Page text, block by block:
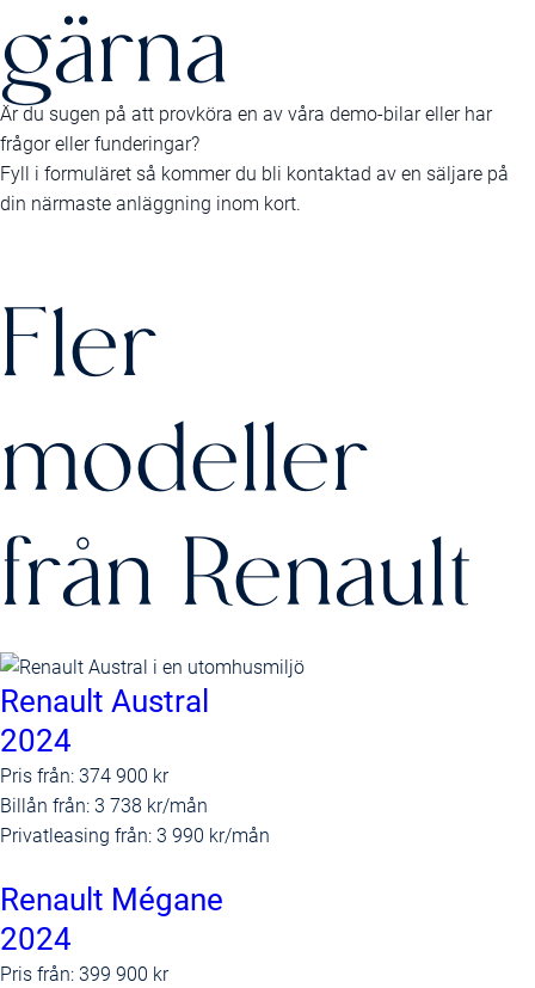
gärna
Är du sugen på att provköra en av våra demo-bilar eller har
frågor eller funderingar?
Fyll i formuläret så kommer du bli kontaktad av en säljare på
din närmaste anläggning inom kort.
Fler
modeller
från Renault
Renault Austral
2024
Pris från: 374 900 kr
Billån från: 3 738 kr/mån
Privatleasing från: 3 990 kr/mån
Renault Mégane
2024
Pris från: 399 900 kr